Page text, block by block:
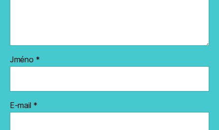
Jméno *
E-mail *